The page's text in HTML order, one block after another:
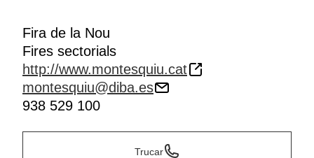
Fira de la Nou
Fires sectorials
http://www.montesquiu.cat
montesquiu@diba.es
938 529 100
Trucar